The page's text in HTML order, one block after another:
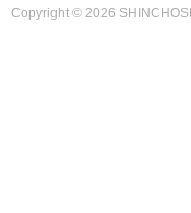
Copyright © 2026